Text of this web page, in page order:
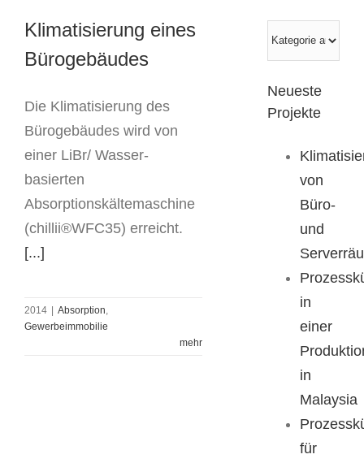
Klimatisierung eines
Bürogebäudes
Die Klimatisierung des
Bürogebäudes wird von
einer LiBr/ Wasser-
basierten
Absorptionskältemaschine
(chillii®WFC35) erreicht.
[...]
2014 | Absorption,
Gewerbeimmobilie
mehr
Prozesskühlung
Neueste
Projekte
von
Büro-
und
in
einer
in
Malaysia
für